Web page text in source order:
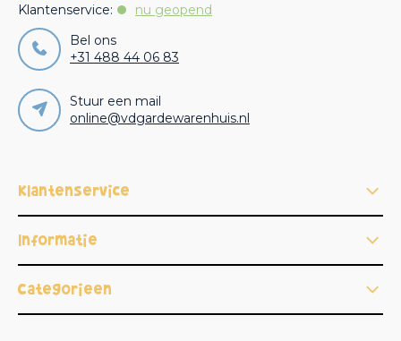
Klantenservice:
nu geopend
Bel ons
+31 488 44 06 83
Stuur een mail
online@vdgardewarenhuis.nl
Klantenservice
Informatie
Categorieën